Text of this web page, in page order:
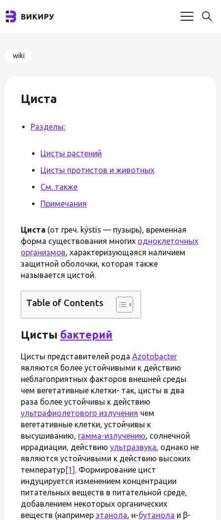
wiki
Циста
Разделы:
Цисты растений
Цисты протистов и животных
См. также
Примечания
Циста (от греч. kýstis — пузырь), временная
форма существования многих одноклеточных
организмов, характеризующаяся наличием
защитной оболочки, которая также
называется цистой.
Table of Contents
Цисты бактерий
Цисты представителей рода Azotobacter
являются более устойчивыми к действию
неблагоприятных факторов внешней среды
чем вегетативные клетки- так, цисты в два
раза более устойчивы к действию
ультрафиолетового излучения чем
вегетативные клетки, устойчивы к
высушиванию, гамма-излучению, солнечной
иррадиации, действию ультразвука, однако не
являются устойчивыми к действию высоких
температур[1] . Формирование цист
индуцируется изменением концентрации
питательных веществ в питательной среде,
добавлением некоторых органических
веществ (например этанола, н-бутанола и β-